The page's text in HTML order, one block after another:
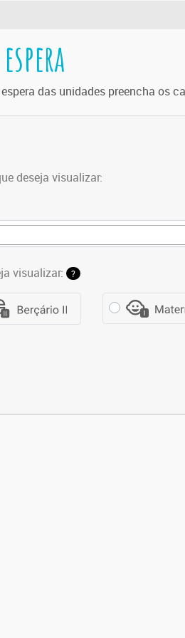
das unidades preencha os
deseja visualizar:
visualizar: ?